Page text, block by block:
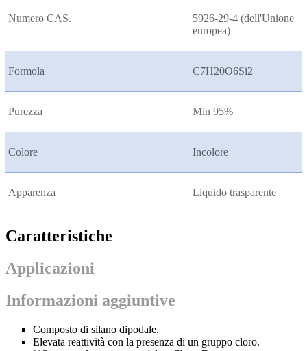
Numero CAS.
5926-29-4 (dell'Unione
europea)
Formola C7H20O6Si2
Purezza Min 95%
Colore Incolore
Apparenza Liquido trasparente
Caratteristiche
Applicazioni
Informazioni aggiuntive
Composto di silano dipodale.
Elevata reattività con la presenza di un gruppo cloro.